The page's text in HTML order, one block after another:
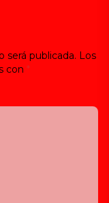
será publicada. Los
con *